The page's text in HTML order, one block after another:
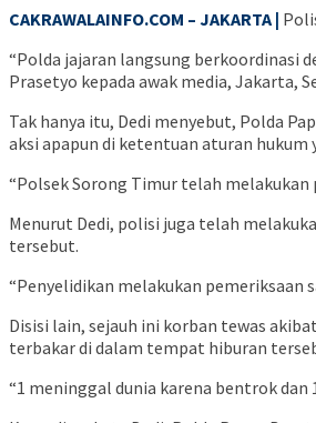
CAKRAWALAINFO.COM – JAKARTA |
“Polda jajaran langsung berkoordinasi
Prasetyo kepada awak media, Jakarta,
Tak hanya itu, Dedi menyebut, Polda
aksi apapun di ketentuan aturan hukum
“Polsek Sorong Timur telah
Menurut Dedi, polisi juga telah
tersebut.
“Penyelidikan melakukan pemeriksaan
Disisi lain, sejauh ini korban tewas
terbakar di dalam tempat hiburan
“1 meninggal dunia karena bentrok